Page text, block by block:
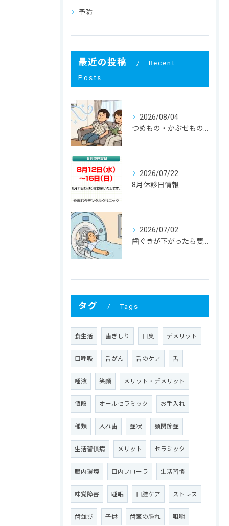
予防
最近の投稿
Recent
Posts
2026/08/04
2026/07/22
8月休診日情報
2026/07/02
タグ Tags
食生活 歯ぎしり 口臭 デメリット
口呼吸 舌がん 舌のケア 舌
唾液 笑顔 メリット・デメリット
値段 オールセラミック お手入れ
種類 入れ歯 症状 顎関節症
生活習慣病 メリット セラミック
腸内環境 口内フローラ 生活習慣
味覚障害 睡眠 口腔ケア ストレス
歯並び 子供 歯茎の腫れ 咀嚼